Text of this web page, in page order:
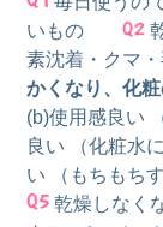
いもの
素沈着・クマ
かくなり、化粧
(b)使用感良い
良い （化粧水
い （もちも
乾燥しなく